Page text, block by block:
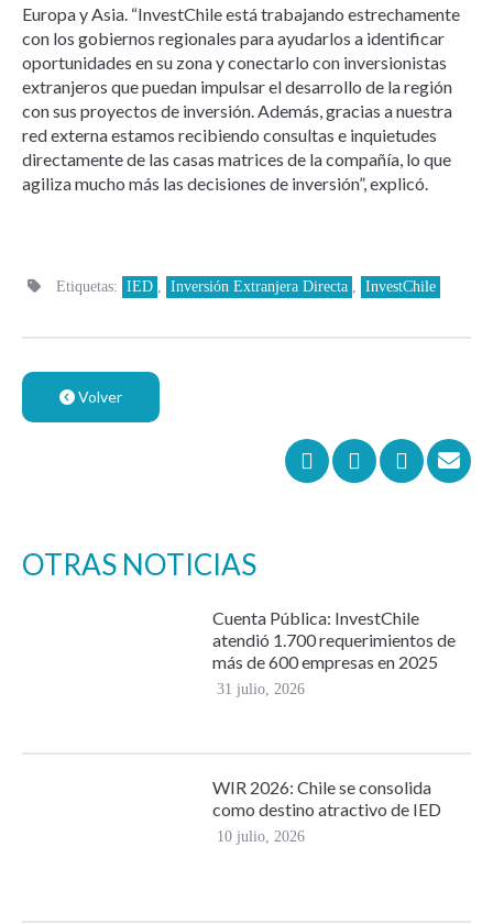
Europa y Asia. “InvestChile está trabajando estrechamente
con los gobiernos regionales para ayudarlos a identificar
oportunidades en su zona y conectarlo con inversionistas
extranjeros que puedan impulsar el desarrollo de la región
con sus proyectos de inversión. Además, gracias a nuestra
red externa estamos recibiendo consultas e inquietudes
directamente de las casas matrices de la compañía, lo que
agiliza mucho más las decisiones de inversión”, explicó.
Etiquetas: IED , Inversión Extranjera Directa , InvestChile
Volver
OTRAS NOTICIAS
Cuenta Pública: InvestChile
atendió 1.700 requerimientos de
más de 600 empresas en 2025
31 julio, 2026
WIR 2026: Chile se consolida
como destino atractivo de IED
10 julio, 2026